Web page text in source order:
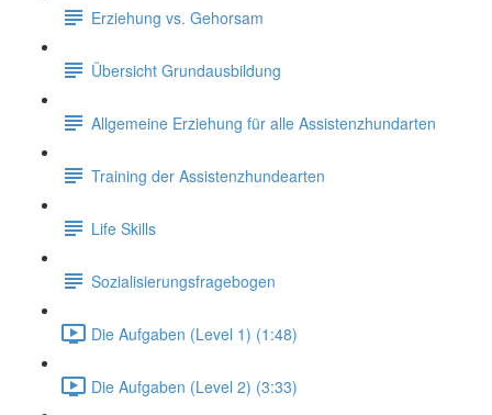
Erziehung vs. Gehorsam
Übersicht Grundausbildung
Allgemeine Erziehung für alle Assistenzhundarten
Training der Assistenzhundearten
Life Skills
Sozialisierungsfragebogen
Die Aufgaben (Level 1) (1:48)
Die Aufgaben (Level 2) (3:33)